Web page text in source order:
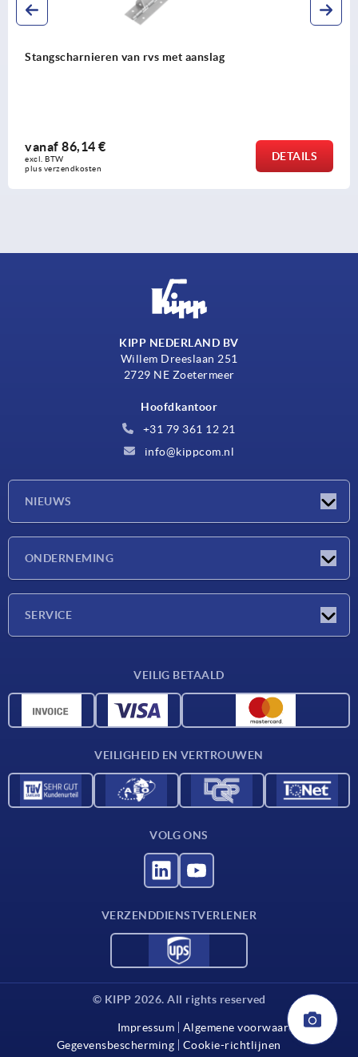
Stangscharnieren van rvs met aanslag
vanaf 86,14 €
excl. BTW
plus verzendkosten
DETAILS
KIPP NEDERLAND BV
Willem Dreeslaan 251
2729 NE Zoetermeer
Hoofdkantoor
+31 79 361 12 21
info@kippcom.nl
NIEUWS
ONDERNEMING
SERVICE
CAD-gegevens
VEILIG BETAALD
VEILIGHEID EN VERTROUWEN
VOLG ONS
VERZENDDIENSTVERLENER
© KIPP 2026. All rights reserved
Impressum
Algemene voorwaarden
Gegevensbescherming
Cookie-richtlijnen